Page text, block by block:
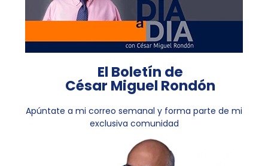
El Boletín de
César Miguel Rondón
Apúntate a mi correo semanal y forma parte de mi
exclusiva comunidad